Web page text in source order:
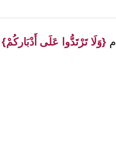
{وَلَا تَرْتَدُّوا عَلَى أَدْبَاركُمْ}